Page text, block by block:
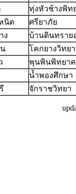
ทุ่งหัวช้างพิท
นิด ศรียาภัย
ง บ้านดินทราย
โคกยางวิทยา
พุนพินพิทยา
น้ำพองศึกษา
จักราชวิทยา